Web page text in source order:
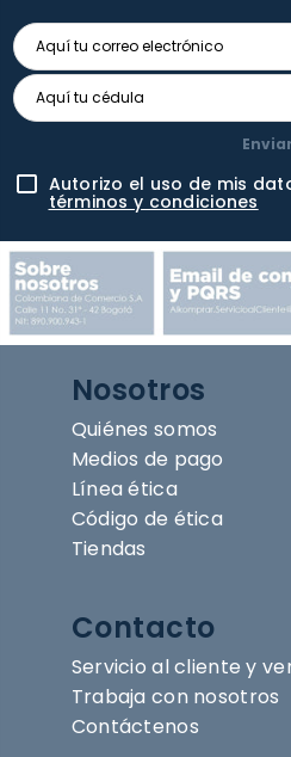
Enviar
Autorizo el uso de mis
términos y condiciones
Nosotros
Quiénes somos
Medios de pago
Línea ética
Código de ética
Tiendas
Contacto
Servicio al cliente y
Trabaja con nosotros
Contáctenos